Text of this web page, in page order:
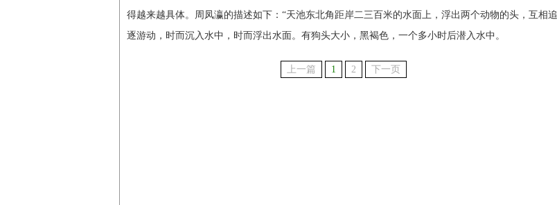
得越来越具体。周凤瀛的描述如下：“天池东北角距岸二三百米的水面上，浮出两个动物的头，互相追
逐游动，时而沉入水中，时而浮出水面。有狗头大小，黑褐色，一个多小时后潜入水中。
上一篇 1 2 下一页